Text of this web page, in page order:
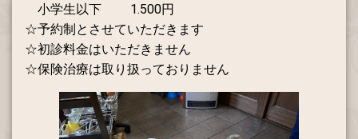
小学生以下 1.500円
☆予約制とさせていただきます
☆初診料金はいただきません
☆保険治療は取り扱っておりません